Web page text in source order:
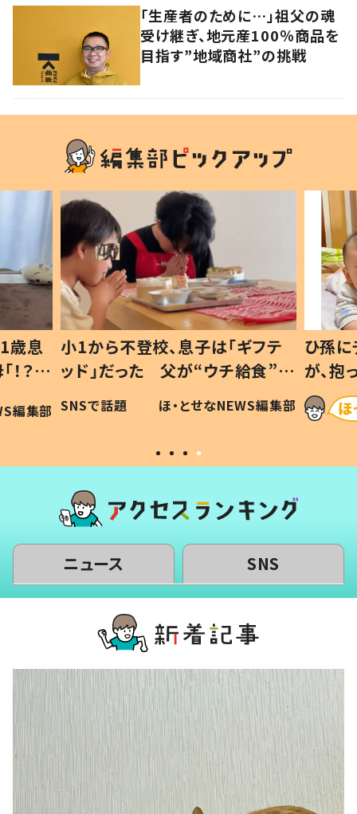
「生産者のために…」祖父の魂
受け継ぎ、地元産100％商品を
目指す”地域商社”の挑戦
歳息
？」
編集部
小1から不登校、息子は「ギフテ
ッド」だった 父が“ウチ給食”を
作り続ける理由とは #令和の親
#令和の子
SNSで話題 ほ・とせなNEWS編集部
ひ孫
が、
「涙が
い」
ニュース SNS